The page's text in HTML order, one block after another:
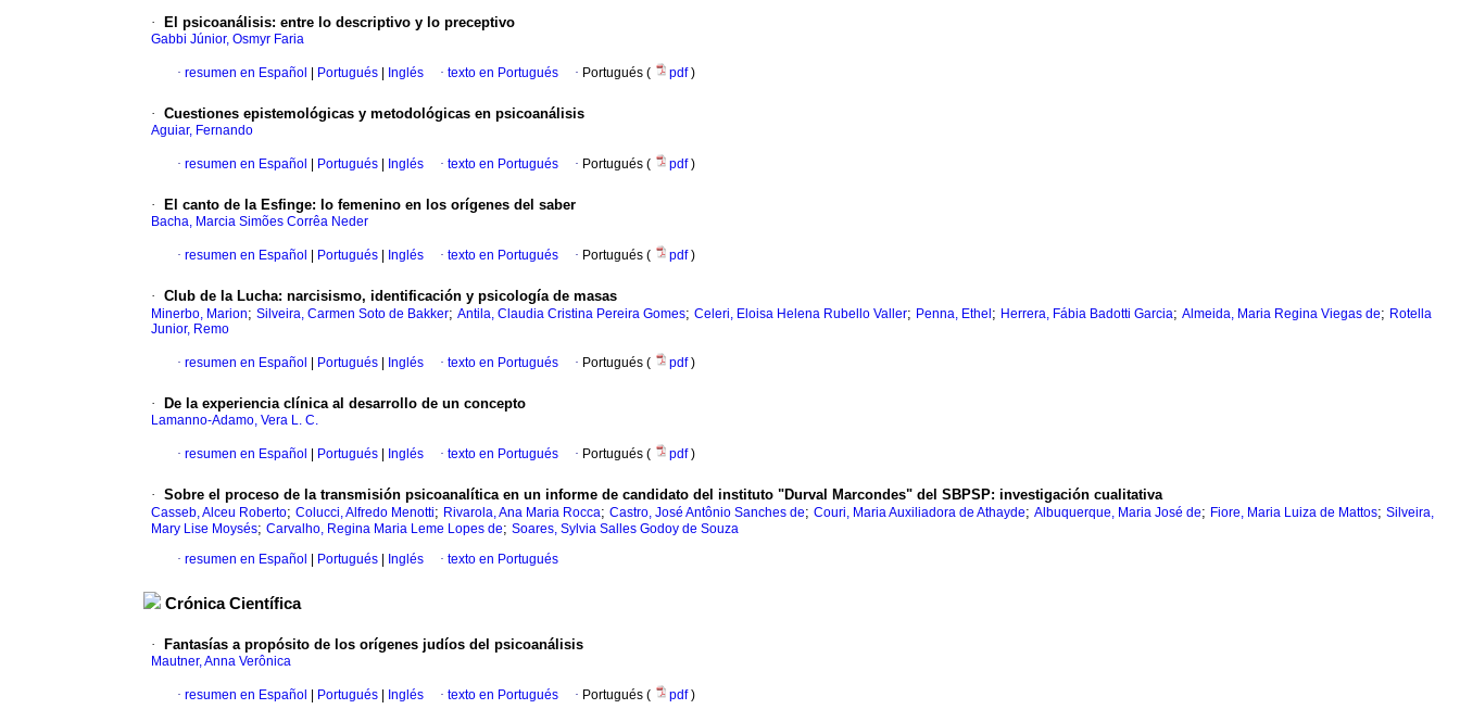
· El psicoanálisis: entre lo descriptivo y lo preceptivo
Gabbi Júnior, Osmyr Faria
· resumen en Español Portugués Inglés · texto en Portugués · Portugués ( pdf)
· Cuestiones epistemológicas y metodológicas en psicoanálisis
Aguiar, Fernando
· resumen en Español Portugués Inglés · texto en Portugués · Portugués ( pdf)
· El canto de la Esfinge: lo femenino en los orígenes del saber
Bacha, Marcia Simões Corrêa Neder
· resumen en Español Portugués Inglés · texto en Portugués · Portugués ( pdf)
· Club de la Lucha: narcisismo, identificación y psicología de masas
Minerbo, Marion; Silveira, Carmen Soto de Bakker; Antila, Claudia Cristina Pereira Gomes; Celeri, Eloisa Helena Rubello Valler; Penna, Ethel ; Herrera, Fábia Badotti Garcia; Almeida, Maria Regina Viegas de; Rotella
Junior, Remo
· resumen en Español Portugués Inglés · texto en Portugués · Portugués ( pdf)
· De la experiencia clínica al desarrollo de un concepto
Lamanno-Adamo, Vera L. C.
· resumen en Español Portugués Inglés · texto en Portugués · Portugués ( pdf)
· Sobre el proceso de la transmisión psicoanalítica en un informe de candidato del instituto "Durval Marcondes" del SBPSP: investigación cualitativa
Casseb, Alceu Roberto; Colucci, Alfredo Menotti; Rivarola, Ana Maria Rocca; Castro, José Antônio Sanches de; Couri, Maria Auxiliadora de Athayde; Albuquerque, Maria José de; Fiore, Maria Luiza de Mattos; Silveira,
Mary Lise Moysés; Carvalho, Regina Maria Leme Lopes de; Soares, Sylvia Salles Godoy de Souza
· resumen en Español Portugués Inglés · texto en Portugués
Crónica Científica
· Fantasías a propósito de los orígenes judíos del psicoanálisis
Mautner, Anna Verônica
· resumen en Español Portugués Inglés · texto en Portugués · Portugués ( pdf)